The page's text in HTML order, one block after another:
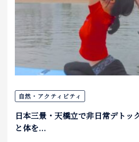
自然・アクティビティ
日本三景・天橋立で非日常デトッ
と体を...